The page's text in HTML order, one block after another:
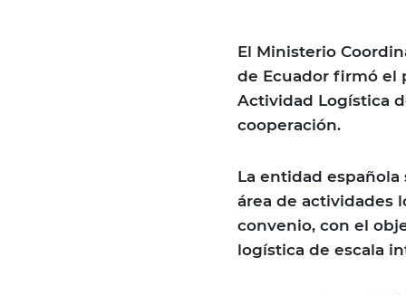
El Ministerio
de Ecuador firmó el
Actividad Logística
cooperación.
La entidad
área de actividades
convenio, con el
logística de escala